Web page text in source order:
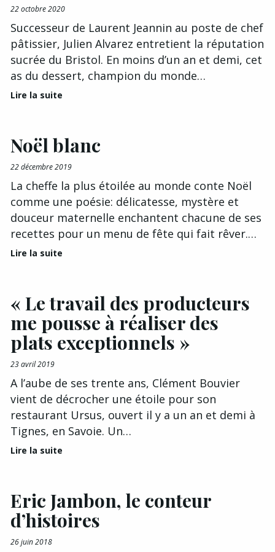
22 octobre 2020
Successeur de Laurent Jeannin au poste de chef
pâtissier, Julien Alvarez entretient la réputation
sucrée du Bristol. En moins d’un an et demi, cet
as du dessert, champion du monde…
Lire la suite
Noël blanc
22 décembre 2019
La cheffe la plus étoilée au monde conte Noël
comme une poésie: délicatesse, mystère et
douceur maternelle enchantent chacune de ses
recettes pour un menu de fête qui fait rêver.…
Lire la suite
« Le travail des producteurs
me pousse à réaliser des
plats exceptionnels »
23 avril 2019
A l’aube de ses trente ans, Clément Bouvier
vient de décrocher une étoile pour son
restaurant Ursus, ouvert il y a un an et demi à
Tignes, en Savoie. Un…
Lire la suite
Eric Jambon, le conteur
d’histoires
26 juin 2018